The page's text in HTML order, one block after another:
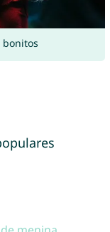
bonitos